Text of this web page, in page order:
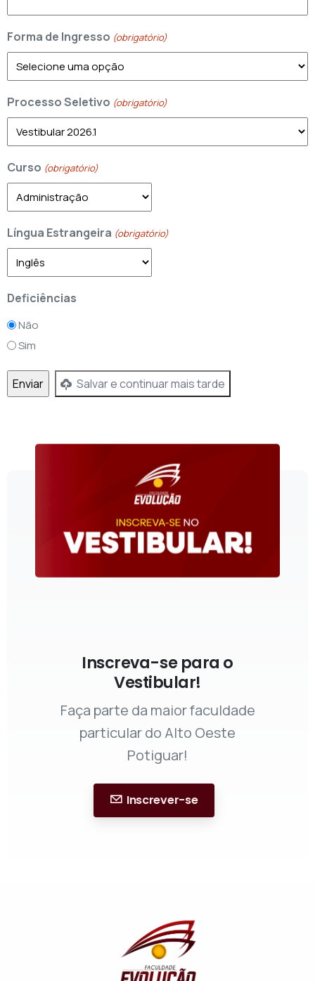
Forma de Ingresso (obrigatório)
Processo Seletivo (obrigatório)
Curso (obrigatório)
Língua Estrangeira (obrigatório)
Deficiências
Não
Sim
Salvar e continuar mais tarde
Inscreva-se para o
Vestibular!
Faça parte da maior faculdade
particular do Alto Oeste
Potiguar!
Inscrever-se